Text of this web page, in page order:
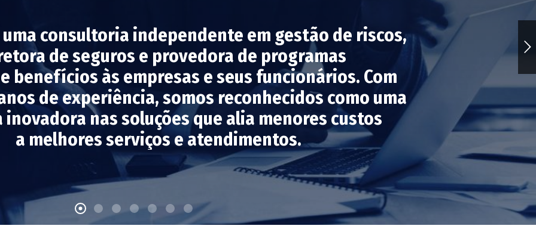
uma consultoria independente em gestão de riscos,
de seguros e provedora de programas
benefícios às empresas e seus funcionários. Com
de experiência, somos reconhecidos como uma
inovadora nas soluções que alia menores custos
a melhores serviços e atendimentos.